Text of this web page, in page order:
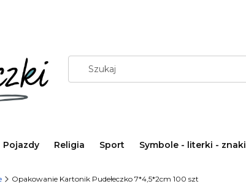
Pojazdy Religia Sport Symbole - literki - znaki
Opakowanie Kartonik Pudełeczko 7*4,5*2cm 100 szt